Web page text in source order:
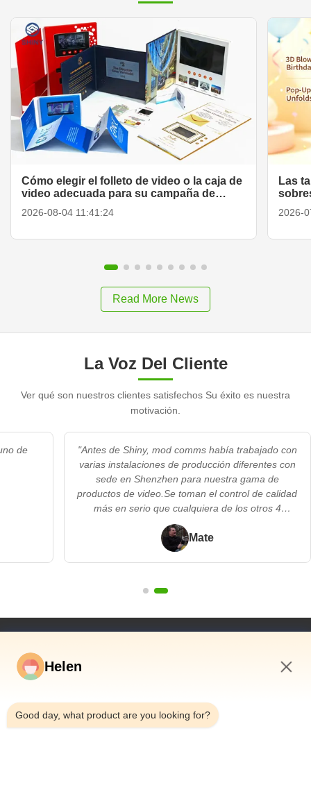
Cómo elegir el folleto de video o la caja de
video adecuada para su campaña de
marketing
2026-08-04 11:41:24
Las
2026-
Read More News
La Voz Del Cliente
Ver qué son nuestros clientes satisfechos Su éxito es nuestra
motivación.
de
"Antes de Shiny, mod comms había trabajado con
varias instalaciones de producción diferentes con
sede en Shenzhen para nuestra gama de
productos de video.Se toman el control de calidad
más en serio que cualquiera de los otros 4
proveedores con los que hemos
trabajadoAdemás, ofrecieron un enfoque flexible y
sin problemas cuando queríamos"
Mate
Vídeos
Sobre Nosotros
Helen
Good day, what product are you looking for?